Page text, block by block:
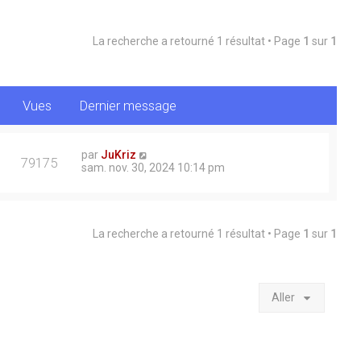
La recherche a retourné 1 résultat • Page 1 sur 1
Vues Dernier message
79175 par JuKriz
sam. nov. 30, 2024 10:14 pm
La recherche a retourné 1 résultat • Page 1 sur 1
Aller